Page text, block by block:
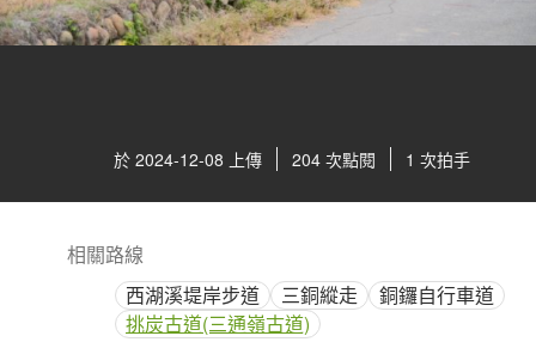
於 2024-12-08 上傳 204 次點閱 1 次拍手
相關路線
西湖溪堤岸步道
三銅縱走
銅鑼自行車道
挑炭古道(三通嶺古道)